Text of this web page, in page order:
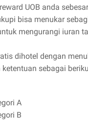
UOB anda
bisa menukar
mengurangi iuran
dihotel dengan
sebagai
A
B